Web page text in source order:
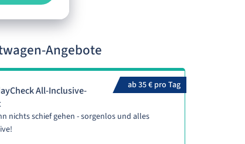
Angebote
ab 35 € pro Tag
All-Inclusive-
nichts schief gehen - sorgenlos und alles